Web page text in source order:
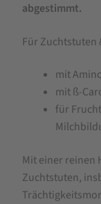
abgestimmt.
Für Zuchtstuten
mit
mit ß-
für
Mit einer reinen
Zuchtstuten,